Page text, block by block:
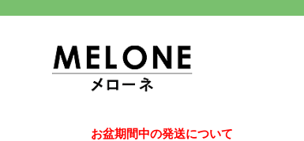
お盆期間中の発送について